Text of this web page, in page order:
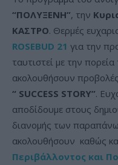
“ΠΟΛΥΞΕΝΗ”, την
ΚΑΣΤΡΟ. Θερμές
ROSEBUD 21 για την
ταυτιστεί με την
ακολουθήσουν
“ SUCCESS STORY”.
αποδίδουμε στους
διανομής των
ακολουθήσουν καθώς
Περιβάλλοντος και